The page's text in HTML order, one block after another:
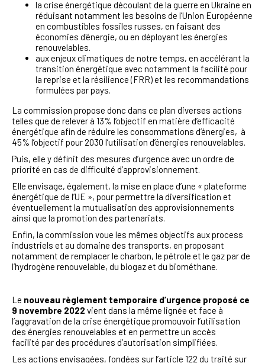
la crise énergétique découlant de la guerre en Ukraine en
réduisant notamment les besoins de l’Union Européenne
en combustibles fossiles russes, en faisant des
économies d'énergie, ou en déployant les énergies
renouvelables.
aux enjeux climatiques de notre temps, en accélérant la
transition énergétique avec notamment la facilité pour
la reprise et la résilience (FRR) et les recommandations
formulées par pays.
La commission propose donc dans ce plan diverses actions
telles que de relever à 13% l’objectif en matière d’efficacité
énergétique afin de réduire les consommations d’énergies, à
45% l’objectif pour 2030 l’utilisation d’énergies renouvelables.
Puis, elle y définit des mesures d’urgence avec un ordre de
priorité en cas de difficulté d’approvisionnement.
Elle envisage, également, la mise en place d’une « plateforme
énergétique de l’UE », pour permettre la diversification et
éventuellement la mutualisation des approvisionnements
ainsi que la promotion des partenariats.
Enfin, la commission voue les mêmes objectifs aux process
industriels et au domaine des transports, en proposant
notamment de remplacer le charbon, le pétrole et le gaz par de
l’hydrogène renouvelable, du biogaz et du biométhane.
Le nouveau règlement temporaire d’urgence proposé ce
9 novembre 2022 vient dans la même lignée et face à
l’aggravation de la crise énergétique promouvoir l’utilisation
des énergies renouvelables et en permettre un accès
facilité par des procédures d’autorisation simplifiées.
Les actions envisagées, fondées sur l’article 122 du traité sur